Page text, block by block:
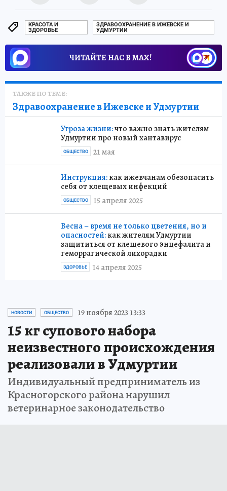
КРАСОТА И
ЗДОРОВЬЕ
ЗДРАВООХРАНЕНИЕ В ИЖЕВСКЕ И
УДМУРТИИ
ЧИТАЙТЕ НАС В МАХ!
ТАКЖЕ ПО ТЕМЕ:
Здравоохранение в Ижевске и Удмуртии
Угроза жизни:что важно знать жителям
Удмуртии про новый хантавирус
21 мая
ОБЩЕСТВО
Инструкция:как ижевчанам обезопасить
себя от клещевых инфекций
15 апреля 2025
ОБЩЕСТВО
Весна – время не только цветения, но и
опасностей:как жителям Удмуртии
защититься от клещевого энцефалита и
геморрагической лихорадки
14 апреля 2025
ЗДОРОВЬЕ
НОВОСТИ ОБЩЕСТВО 19 ноября 2023 13:33
15 кг супового набора
неизвестного происхождения
реализовали в Удмуртии
Индивидуальный предприниматель из
Красногорского района нарушил
ветеринарное законодательство